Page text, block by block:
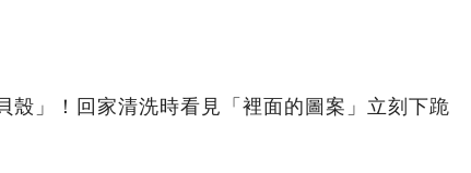
殼」！回家清洗時看見「裡面的圖案」立刻下跪